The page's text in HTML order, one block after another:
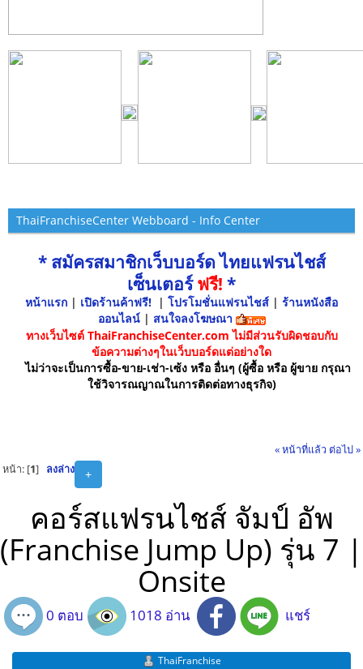
ThaiFranchiseCenter Webboard - Info Center
* สมัครสมาชิกเว็บบอร์ด ไทยแฟรนไชส์
เซ็นเตอร์ฟรี! *
หน้าแรก | เปิดร้านค้าฟรี! | โปรโมชั่นแฟรนไชส์ | ร้านหนังสือ
ออนไลน์ | สนใจลงโฆษณา
ทางเว็บไซต์ ThaiFranchiseCenter.com ไม่มีส่วนรับผิดชอบกับ
ข้อความต่างๆในเว็บบอร์ดแต่อย่างใด
ไม่ว่าจะเป็นการซื้อ-ขาย-เช่า-เซ้ง หรือ อื่นๆ (ผู้ซื้อ หรือ ผู้ขาย กรุณา
ใช้วิจารณญาณในการติดต่อทางธุรกิจ)
« หน้าที่แล้ว ต่อไป »
+
หน้า: [1] ลงล่าง
คอร์สแฟรนไชส์ จัมป์ อัพ
(Franchise Jump Up) รุ่น 7 |
Onsite
0 ตอบ 1018 อ่าน แชร์
ThaiFranchise